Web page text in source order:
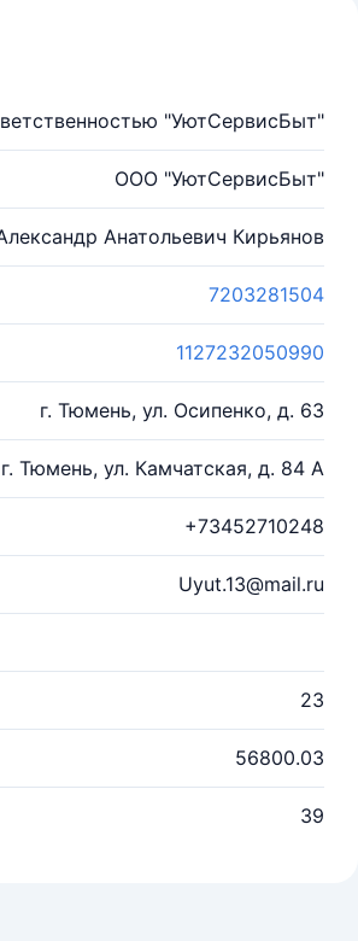
"УютСервисБыт"
ООО "УютСервисБыт"
Анатольевич Кирьянов
7203281504
1127232050990
г. Тюмень, ул. Осипенко, д. 63
г. Тюмень, ул. Камчатская, д. 84 А
+73452710248
Uyut.13@mail.ru
23
56800.03
39